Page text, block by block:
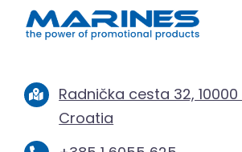
Radnička cesta 32,
Croatia